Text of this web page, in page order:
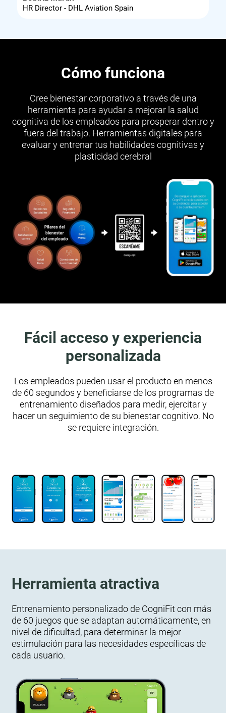
HR Director - DHL Aviation Spain
Cómo funciona
Cree bienestar corporativo a través de una
herramienta para ayudar a mejorar la salud
cognitiva de los empleados para prosperar dentro y
fuera del trabajo. Herramientas digitales para
evaluar y entrenar tus habilidades cognitivas y
plasticidad cerebral
Fácil acceso y experiencia
personalizada
Los empleados pueden usar el producto en menos
de 60 segundos y beneficiarse de los programas de
entrenamiento diseñados para medir, ejercitar y
hacer un seguimiento de su bienestar cognitivo. No
se requiere integración.
Herramienta atractiva
Entrenamiento personalizado de CogniFit con más
de 60 juegos que se adaptan automáticamente, en
nivel de dificultad, para determinar la mejor
estimulación para las necesidades específicas de
cada usuario.